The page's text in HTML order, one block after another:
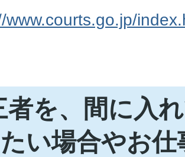
www.courts.go.jp/
者を、間に入
い場合やお仕